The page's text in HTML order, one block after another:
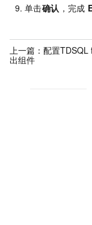
单击确认 ，完成
上一篇： 配置TDSQL
出组件